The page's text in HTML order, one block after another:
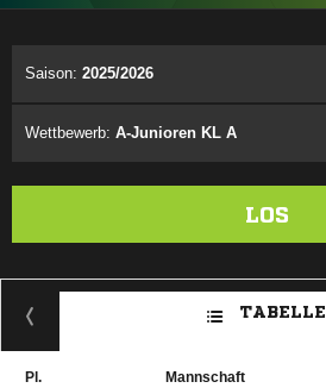
Saison: 2025/2026
Wettbewerb: A-Junioren KL A
LOS
TABELLE
Pl. Mannschaft